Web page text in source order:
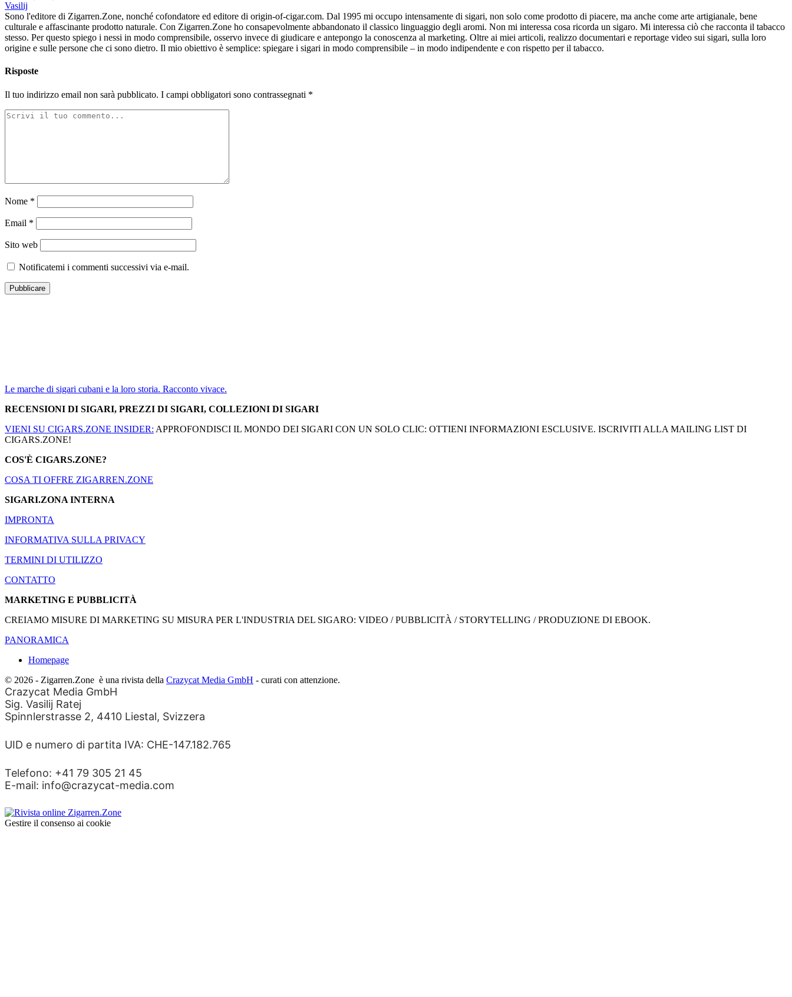
Vasilij
Sono l'editore di Zigarren.Zone, nonché cofondatore ed editore di origin-of-cigar.com. Dal 1995 mi occupo intensamente di sigari, non solo come prodotto di piacere, ma anche come arte artigianale, bene
culturale e affascinante prodotto naturale. Con Zigarren.Zone ho consapevolmente abbandonato il classico linguaggio degli aromi. Non mi interessa cosa ricorda un sigaro. Mi interessa ciò che racconta il tabacco
stesso. Per questo spiego i nessi in modo comprensibile, osservo invece di giudicare e antepongo la conoscenza al marketing. Oltre ai miei articoli, realizzo documentari e reportage video sui sigari, sulla loro
origine e sulle persone che ci sono dietro. Il mio obiettivo è semplice: spiegare i sigari in modo comprensibile – in modo indipendente e con rispetto per il tabacco.
Risposte
Il tuo indirizzo email non sarà pubblicato. I campi obbligatori sono contrassegnati *
Nome *
Email *
Sito web
Notificatemi i commenti successivi via e-mail.
Le marche di sigari cubani e la loro storia. Racconto vivace.
RECENSIONI DI SIGARI, PREZZI DI SIGARI, COLLEZIONI DI SIGARI
VIENI SU CIGARS.ZONE INSIDER: APPROFONDISCI IL MONDO DEI SIGARI CON UN SOLO CLIC: OTTIENI INFORMAZIONI ESCLUSIVE. ISCRIVITI ALLA MAILING LIST DI
CIGARS.ZONE!
COS'È CIGARS.ZONE?
COSA TI OFFRE ZIGARREN.ZONE
SIGARI.ZONA INTERNA
IMPRONTA
INFORMATIVA SULLA PRIVACY
TERMINI DI UTILIZZO
CONTATTO
MARKETING E PUBBLICITÀ
CREIAMO MISURE DI MARKETING SU MISURA PER L'INDUSTRIA DEL SIGARO: VIDEO / PUBBLICITÀ / STORYTELLING / PRODUZIONE DI EBOOK.
PANORAMICA
Homepage
© 2026 - Zigarren.Zone è una rivista della Crazycat Media GmbH - curati con attenzione.
Crazycat Media GmbH
Sig. Vasilij Ratej
Spinnlerstrasse 2, 4410 Liestal, Svizzera
UID e numero di partita IVA: CHE-147.182.765
Telefono: +41 79 305 21 45
E-mail: info@crazycat-media.com
Gestire il consenso ai cookie